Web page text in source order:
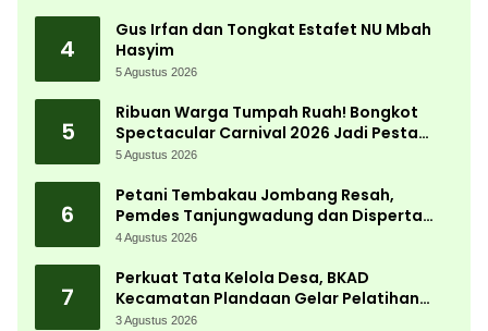
4
Gus Irfan dan Tongkat Estafet NU Mbah
Hasyim
5 Agustus 2026
5
Ribuan Warga Tumpah Ruah! Bongkot
Spectacular Carnival 2026 Jadi Pesta
Kemerdekaan Terbesar di Peterongan
5 Agustus 2026
6
Petani Tembakau Jombang Resah,
Pemdes Tanjungwadung dan Disperta
Bergerak Cepat
4 Agustus 2026
7
Perkuat Tata Kelola Desa, BKAD
Kecamatan Plandaan Gelar Pelatihan
Aparatur Pemdes
3 Agustus 2026